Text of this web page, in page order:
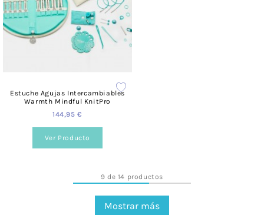
Estuche Agujas Intercambiables
Warmth Mindful KnitPro
144,95 €
Ver Producto
9 de 14 productos
Mostrar más